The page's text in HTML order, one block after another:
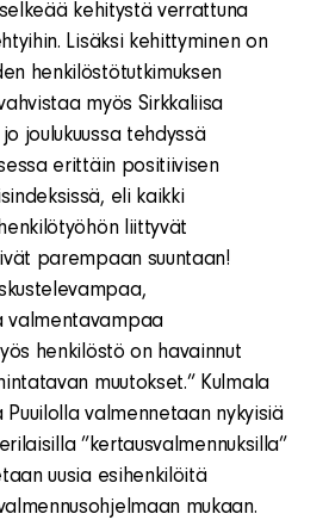
kehitystä verrattuna
Lisäksi kehittyminen on
henkilöstötutkimuksen
myös Sirkkaliisa
joulukuussa tehdyssä
erittäin positiivisen
eli kaikki
liittyvät
parempaan suuntaan!
valmentavampaa
henkilöstö on havainnut
muutokset.” Kulmala
valmennetaan nykyisiä
”kertausvalmennuksilla”
uusia esihenkilöitä
mukaan.